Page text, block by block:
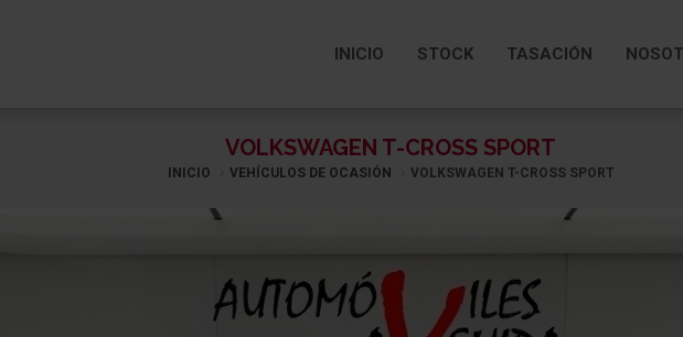
INICIO STOCK TASACIÓN
VOLKSWAGEN T-CROSS SPORT
INICIO VEHÍCULOS DE OCASIÓN VOLKSWAGEN T-CROSS SPORT